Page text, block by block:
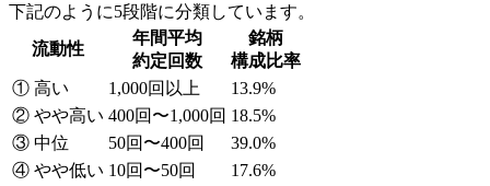
下記のように5段階に分類しています。
流動性
年間平均
約定回数
銘柄
構成比率
① 高い
1,000回以上
13.9%
② やや高い 400回〜1,000回 18.5%
③ 中位
50回〜400回
39.0%
④ やや低い 10回〜50回
17.6%